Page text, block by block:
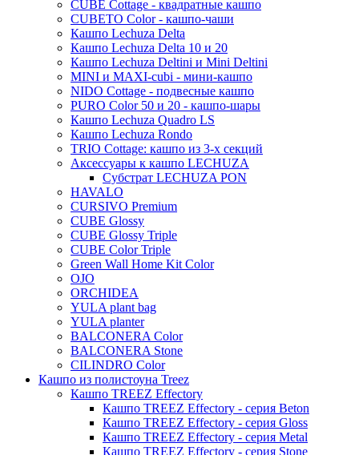
Thies
Moda
Pure
CUBE Cottage - квадратные кашпо
CUBETO Color - кашпо-чаши
Кашпо Lechuza Delta
Кашпо Lechuza Delta 10 и 20
Кашпо Lechuza Deltini и Mini Deltini
MINI и MAXI-cubi - мини-кашпо
NIDO Cottage - подвесные кашпо
PURO Color 50 и 20 - кашпо-шары
Кашпо Lechuza Quadro LS
Кашпо Lechuza Rondo
TRIO Cottage: кашпо из 3-х секций
Аксессуары к кашпо LECHUZA
Субстрат LECHUZA PON
HAVALO
CURSIVO Premium
CUBE Glossy
CUBE Glossy Triple
CUBE Color Triple
Green Wall Home Kit Color
OJO
ORCHIDEA
YULA plant bag
YULA planter
BALCONERA Color
BALCONERA Stone
CILINDRO Color
Кашпо из полистоуна Treez
Кашпо TREEZ Effectory
Кашпо TREEZ Effectory - серия Beton
Кашпо TREEZ Effectory - серия Gloss
Кашпо TREEZ Effectory - серия Metal
Кашпо TREEZ Effectory - серия Stone